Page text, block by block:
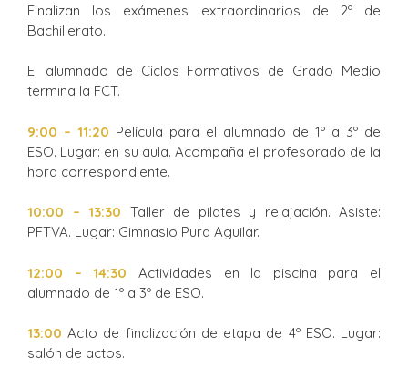
Finalizan los exámenes extraordinarios de 2º de
Bachillerato.
El alumnado de Ciclos Formativos de Grado Medio
termina la FCT.
9:00 – 11:20 Película para el alumnado de 1º a 3º de
ESO. Lugar: en su aula. Acompaña el profesorado de la
hora correspondiente.
10:00 – 13:30 Taller de pilates y relajación. Asiste:
PFTVA. Lugar: Gimnasio Pura Aguilar.
12:00 – 14:30 Actividades en la piscina para el
alumnado de 1º a 3º de ESO.
13:00 Acto de finalización de etapa de 4º ESO. Lugar:
salón de actos.